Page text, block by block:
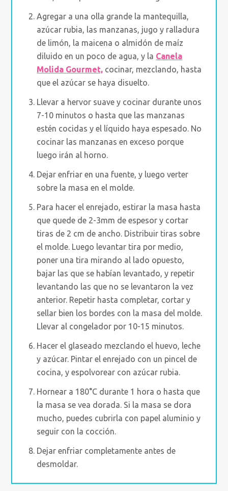
Agregar a una olla grande la mantequilla,
azúcar rubia, las manzanas, jugo y ralladura
de limón, la maicena o almidón de maíz
diluido en un poco de agua, y la Canela
Molida Gourmet, cocinar, mezclando, hasta
que el azúcar se haya disuelto.
Llevar a hervor suave y cocinar durante unos
7-10 minutos o hasta que las manzanas
estén cocidas y el líquido haya espesado. No
cocinar las manzanas en exceso porque
luego irán al horno.
Dejar enfriar en una fuente, y luego verter
sobre la masa en el molde.
Para hacer el enrejado, estirar la masa hasta
que quede de 2-3mm de espesor y cortar
tiras de 2 cm de ancho. Distribuir tiras sobre
el molde. Luego levantar tira por medio,
poner una tira mirando al lado opuesto,
bajar las que se habían levantado, y repetir
levantando las que no se levantaron la vez
anterior. Repetir hasta completar, cortar y
sellar bien los bordes con la masa del molde.
Llevar al congelador por 10-15 minutos.
Hacer el glaseado mezclando el huevo, leche
y azúcar. Pintar el enrejado con un pincel de
cocina, y espolvorear con azúcar rubia.
Hornear a 180°C durante 1 hora o hasta que
la masa se vea dorada. Si la masa se dora
mucho, puedes cubrirla con papel aluminio y
seguir con la cocción.
Dejar enfriar completamente antes de
desmoldar.